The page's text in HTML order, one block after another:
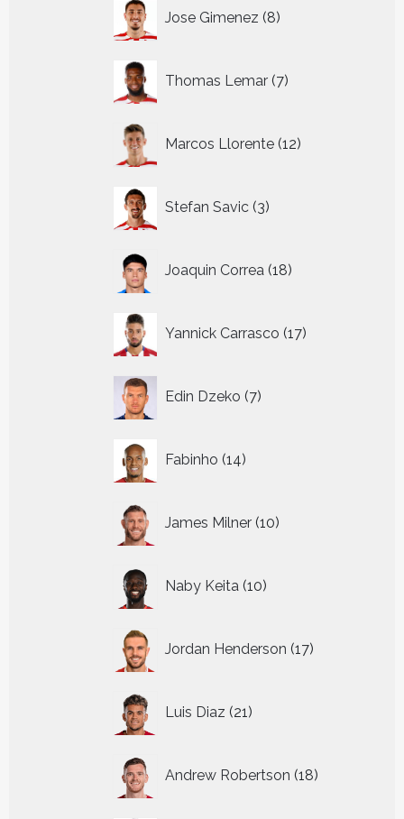
Jose Gimenez 8
producten
Thomas Lemar 7
producten
Marcos Llorente 12
producten
Stefan Savic 3
producten
Joaquin Correa 18
producten
Yannick Carrasco 17
producten
Edin Dzeko 7
producten
Fabinho 14
producten
James Milner 10
producten
Naby Keita 10
producten
Jordan Henderson 17
producten
Luis Diaz 21
producten
Andrew Robertson 18
producten